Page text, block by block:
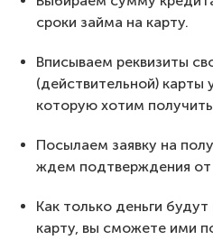
сроки займа на карту.
Вписываем реквизиты
(действительной) карты
которую хотим
Посылаем заявку на
ждем подтверждения
Как только деньги
карту, вы сможете ими